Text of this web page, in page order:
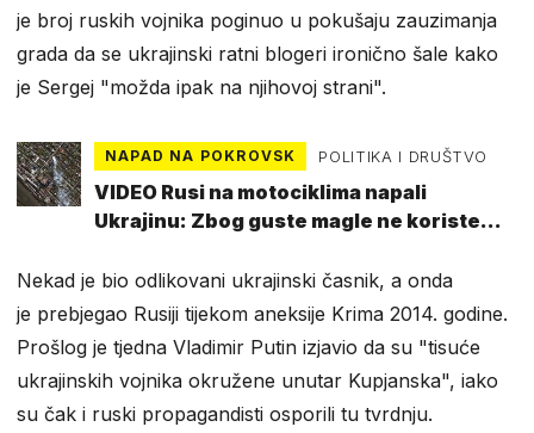
je broj ruskih vojnika poginuo u pokušaju zauzimanja
grada da se ukrajinski ratni blogeri ironično šale kako
je Sergej "možda ipak na njihovoj strani".
NAPAD NA POKROVSK POLITIKA I DRUŠTVO
VIDEO Rusi na motociklima napali
Ukrajinu: Zbog guste magle ne koriste
Nekad je bio odlikovani ukrajinski časnik, a onda
je prebjegao Rusiji tijekom aneksije Krima 2014. godine.
Prošlog je tjedna Vladimir Putin izjavio da su "tisuće
ukrajinskih vojnika okružene unutar Kupjanska", iako
su čak i ruski propagandisti osporili tu tvrdnju.